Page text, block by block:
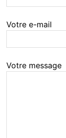
Votre e-mail
Votre message